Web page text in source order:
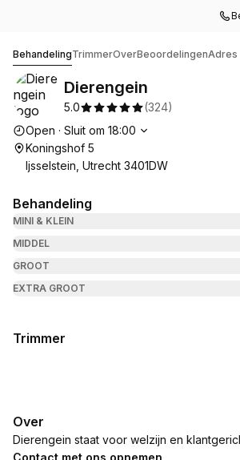
BehandelingTrimmerOverBeoordelingenAdres
Dierengein
5.0 (324)
Openingstijden
Open · Sluit om 18:00
Koningshof 5
Ijsselstein, Utrecht 3401DW
Behandeling
MINI & KLEIN
MIDDEL
GROOT
EXTRA GROOT
Trimmer
Over
Dierengein staat voor welzijn en
Contact met ons opnemen